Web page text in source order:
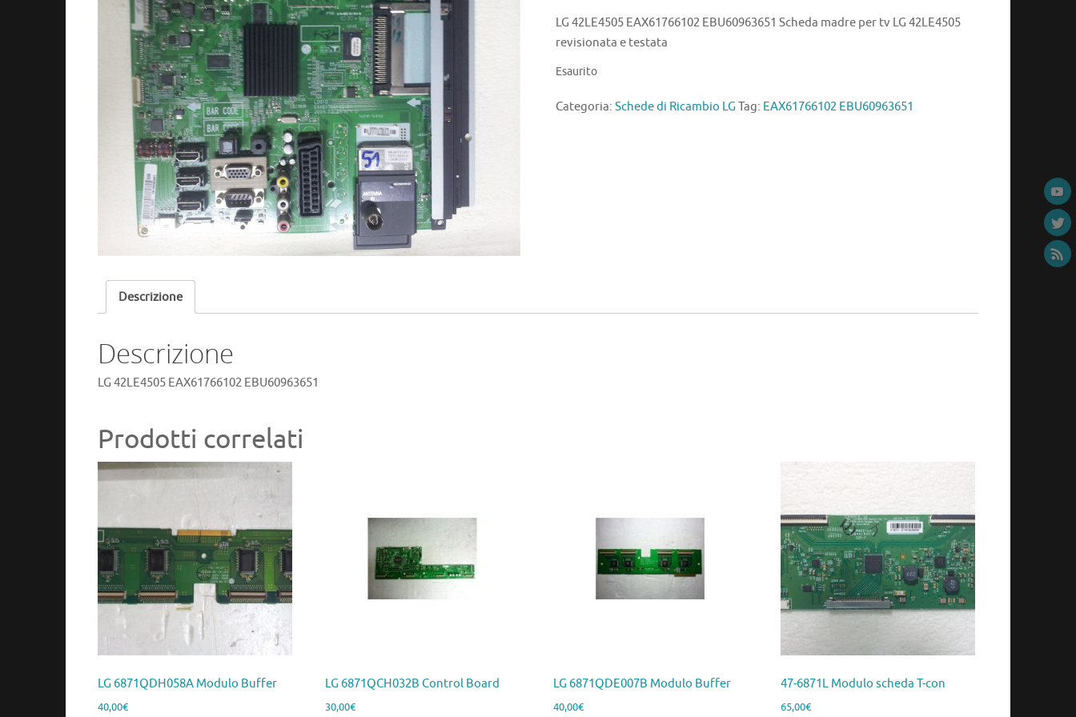
LG 42LE4505 EAX61766102 EBU60963651 Scheda madre per tv LG 42LE4505
revisionata e testata
Esaurito
Categoria: Schede di Ricambio LG Tag: EAX61766102 EBU60963651
Descrizione
Descrizione
LG 42LE4505 EAX61766102 EBU60963651
Prodotti correlati
LG 6871QDH058A Modulo Buffer
40,00€
LG 6871QCH032B Control Board
30,00€
LG 6871QDE007B Modulo Buffer
40,00€
47-6871L Modulo scheda T-con
65,00€